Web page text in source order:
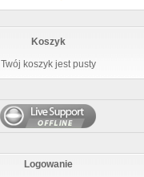
Koszyk
Twój koszyk jest pusty
Logowanie